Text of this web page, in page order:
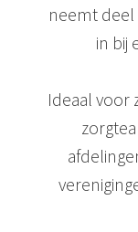
neemt deel
in bij
Ideaal voor